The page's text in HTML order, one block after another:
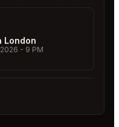
London
- 9 PM